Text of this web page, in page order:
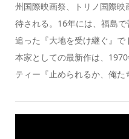
州国際映画祭、トリノ国際
待される。16年には、福島
追った『大地を受け継ぐ』
本家としての最新作は、
ティー『止められるか、俺た